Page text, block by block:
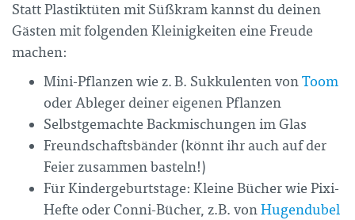
Statt Plastiktüten mit Süßkram kannst du deinen
Gästen mit folgenden Kleinigkeiten eine Freude
machen:
Mini-Pflanzen wie z. B. Sukkulenten vonToom
oder Ableger deiner eigenen Pflanzen
Selbstgemachte Backmischungen im Glas
Freundschaftsbänder (könnt ihr auch auf der
Feier zusammen basteln!)
Für Kindergeburtstage: Kleine Bücher wie Pixi-
Hefte oder Conni-Bücher, z.B. vonHugendubel